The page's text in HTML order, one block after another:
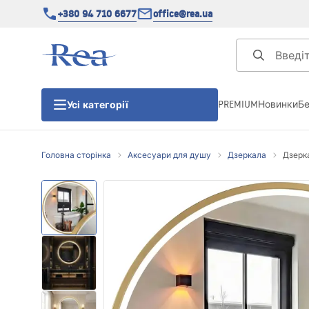
+380 94 710 6677 office@rea.ua
Усі категорії
Душові двері
Душові піддони
Душові лінійні зливи
PREMIUMНовинки
Головна сторінка Аксесуари для душу Дзеркала